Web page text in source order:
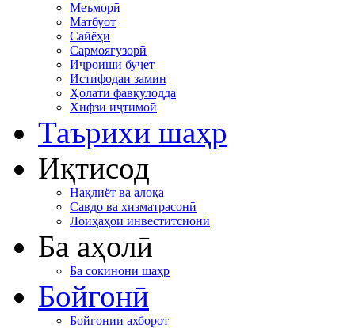
Меъморӣ
Матбуот
Сайёҳӣ
Сармоягузорӣ
Иҷроиши буҷет
Истифодаи замин
Ҳолати фавқулодда
Хифзи иҷтимоӣ
Таърихи шаҳр
Иқтисод
Нақлиёт ва алоқа
Савдо ва хизматрасонӣ
Лоиҳаҳои инвеститсионӣ
Ба аҳолӣ
Ба сокинони шаҳр
Бойгонӣ
Бойгонии ахборот